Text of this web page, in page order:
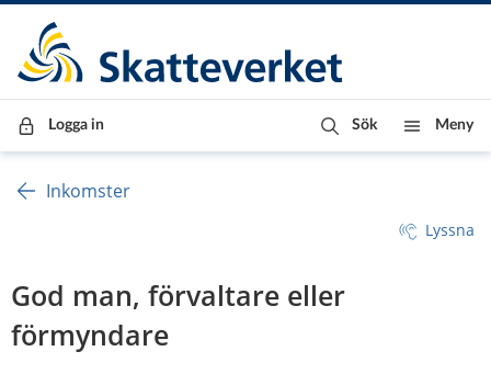
Till innehåll
Till navigationen
Till chattrobot
Logga in Sök Meny
Inkomster
Lyssna
God man, förvaltare eller
förmyndare